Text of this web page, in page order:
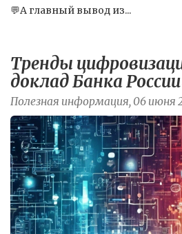
💬А главный вывод из...
Тренды
доклад Банка
Полезная информация, 06 июня